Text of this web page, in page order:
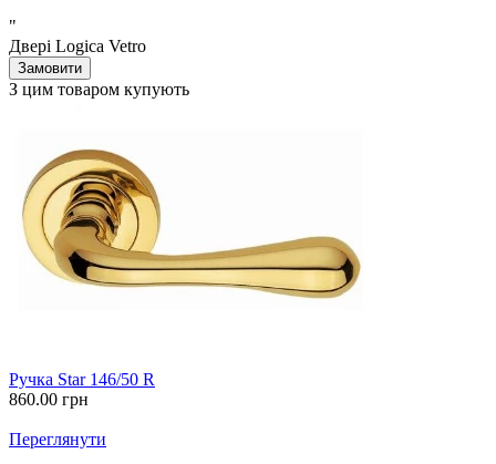
"
Двері Logica Vetro
Замовити
З цим товаром купують
Ручка Star 146/50 R
860.00 грн
Переглянути